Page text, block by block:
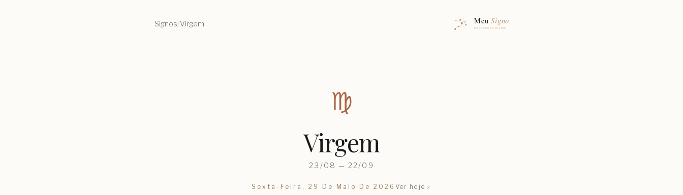
Signos/Virgem
♍︎
Virgem
23/08 — 22/09
Sexta-Feira, 29 De Maio De 2026Ver hoje